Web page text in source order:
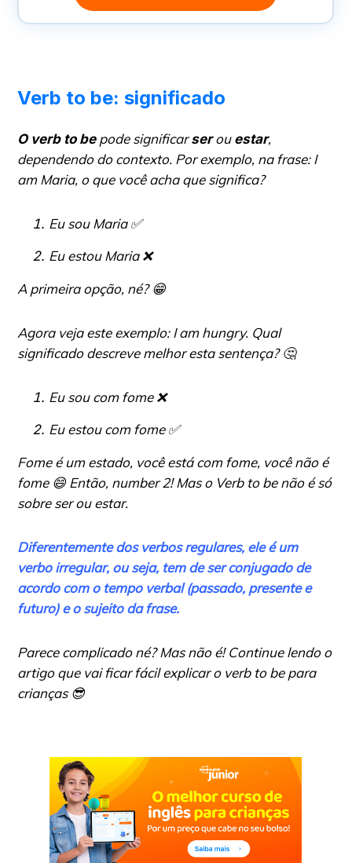
Verb to be: significado
O verb to be pode significarserou estar,
dependendo do contexto. Por exemplo, na frase:I
am Maria, o que você acha que significa?
Eu sou Maria ✅
Eu estou Maria ❌
A primeira opção, né? 😁
Agora veja este exemplo:I am hungry. Qual
significado descreve melhor esta sentença? 🤔
Eu sou com fome ❌
Eu estou com fome ✅
Fome é um estado, você está com fome, você não é
fome 😄 Então, number2! Mas o Verb to be não é só
sobre ser ou estar.
Diferentemente dos verbos regulares, ele é um
verbo irregular, ou seja, tem de ser conjugado de
acordo com o tempo verbal (passado, presente e
futuro) e o sujeito da frase.
Parece complicado né? Mas não é! Continue lendo o
artigo que vai ficar fácil explicar o verb to be para
crianças 😎